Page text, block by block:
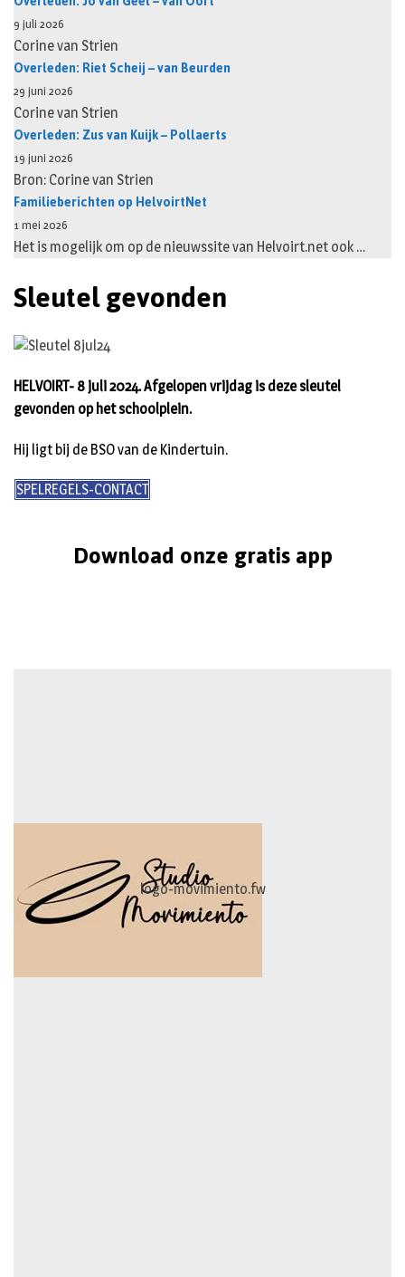
9 juli 2026
Corine van Strien
Overleden: Riet Scheij – van Beurden
29 juni 2026
Corine van Strien
Overleden: Zus van Kuijk – Pollaerts
19 juni 2026
Bron: Corine van Strien
Familieberichten op HelvoirtNet
1 mei 2026
Het is mogelijk om op de nieuwssite van Helvoirt.net ook …
Sleutel gevonden
HELVOIRT- 8 juli 2024. Afgelopen vrijdag is deze sleutel
gevonden op het schoolplein.
Hij ligt bij de BSO van de Kindertuin.
SPELREGELS-CONTACT
Download onze gratis app
logo-movimiento.fw